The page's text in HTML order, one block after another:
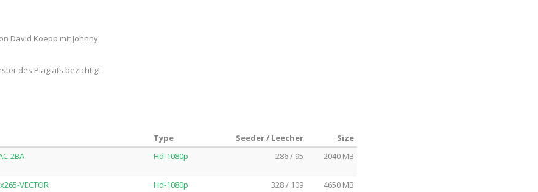
David Koepp mit Johnny
des Plagiats bezichtigt
Type Seeder / Leecher
Size
2BA
Hd-1080p 286 / 95 2040 MB
VECTOR Hd-1080p 328 / 109 4650 MB